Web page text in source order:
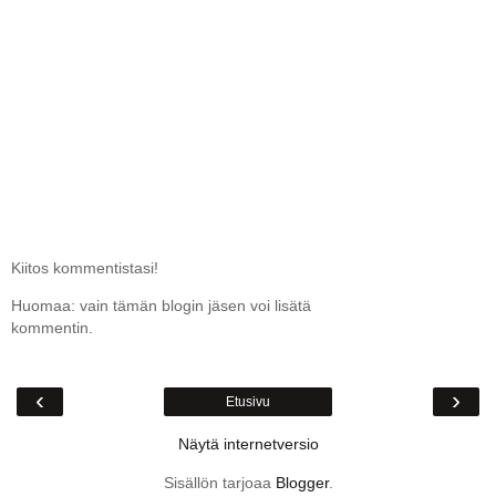
Kiitos kommentistasi!
Huomaa: vain tämän blogin jäsen voi lisätä
kommentin.
‹ ›
Etusivu
Näytä internetversio
Sisällön tarjoaa Blogger.